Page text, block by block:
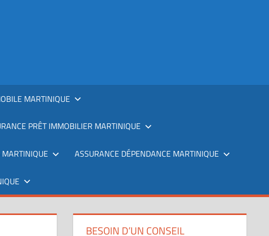
MARTINIQUE
PRÊT IMMOBILIER MARTINIQUE
ASSURANCE DÉPENDANCE MARTINIQUE
BESOIN D’UN CONSEIL